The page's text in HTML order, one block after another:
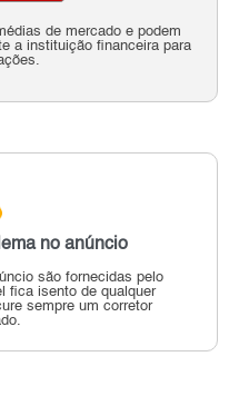
de mercado e podem
a instituição financeira para
no anúncio
são fornecidas pelo
fica isento de qualquer
sempre um corretor